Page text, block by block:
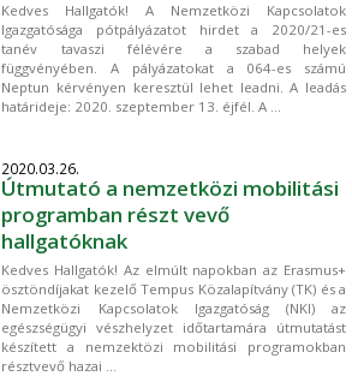
Kedves Hallgatók! A Nemzetközi Kapcsolatok
Igazgatósága pótpályázatot hirdet a 2020/21-es
tanév tavaszi félévére a szabad helyek
függvényében. A pályázatokat a 064-es számú
Neptun kérvényen keresztül lehet leadni. A leadás
határideje: 2020. szeptember 13. éjfél. A ...
2020.03.26.
Útmutató a nemzetközi mobilitási
programban részt vevő
hallgatóknak
Kedves Hallgatók! Az elmúlt napokban az Erasmus+
ösztöndíjakat kezelő Tempus Közalapítvány (TK) és a
Nemzetközi Kapcsolatok Igazgatóság (NKI) az
egészségügyi vészhelyzet időtartamára útmutatást
készített a nemzektözi mobilitási programokban
résztvevő hazai ...